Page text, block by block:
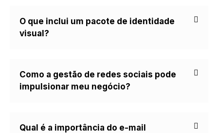
O que inclui um pacote de identidade
visual?
Como a gestão de redes sociais pode
impulsionar meu negócio?
Qual é a importância do e-mail